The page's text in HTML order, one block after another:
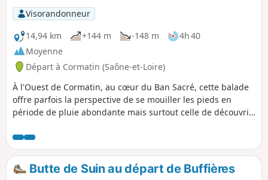
Visorandonneur
14,94 km
+144 m -148 m
4h 40
Moyenne
Départ à Cormatin (Saône-et-Loire)
À l'Ouest de Cormatin, au cœur du Ban Sacré, cette balade
offre parfois la perspective de se mouiller les pieds en
période de pluie abondante mais surtout celle de découvrir
Butte de Suin au départ de Buffières